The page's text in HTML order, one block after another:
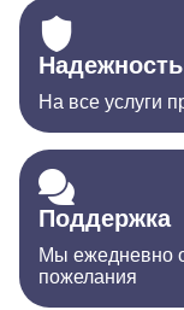
Надежность
На все услуги
Поддержка
Мы ежедневно
пожелания